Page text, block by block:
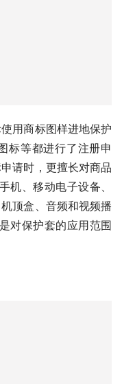
用商标图样进地保护
等都进行了注册申
请时，更擅长对商品
机、移动电子设备、
顶盒、音频和视频播